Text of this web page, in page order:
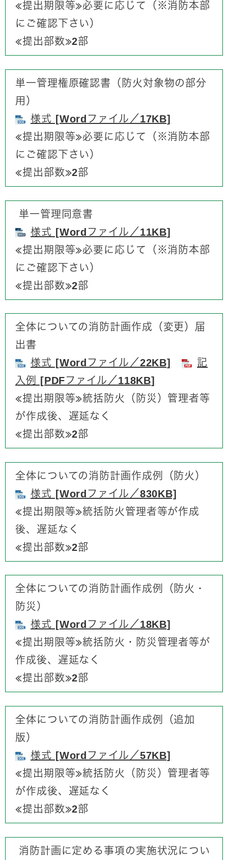
≪提出期限等≫必要に応じて（※消防本部
にご確認下さい）
≪提出部数≫2部
単一管理権原確認書（防火対象物の部分
用）
様式 [Wordファイル／17KB]
​≪提出期限等≫必要に応じて（※消防本部
にご確認下さい）
≪提出部数≫2部
単一管理同意書
様式 [Wordファイル／11KB]
​≪提出期限等≫必要に応じて（※消防本部
にご確認下さい）
≪提出部数≫2部
全体についての消防計画作成（変更）届
出書
様式 [Wordファイル／22KB]
記
入例 [PDFファイル／118KB]
​≪提出期限等≫統括防火（防災）管理者等
が作成後、遅延なく
≪提出部数≫2部
全体についての消防計画作成例（防火）
様式 [Wordファイル／830KB]
​≪提出期限等≫統括防火管理者等が作成
後、遅延なく
≪提出部数≫2部​
全体についての消防計画作成例（防火・
防災）
様式 [Wordファイル／18KB]
​≪提出期限等≫統括防火・防災管理者等が
作成後、遅延なく
≪提出部数≫2部​​
全体についての消防計画作成例（追加
版）
様式 [Wordファイル／57KB]
​​≪提出期限等≫統括防火（防災）管理者等
が作成後、遅延なく
≪提出部数≫2部​​
消防計画に定める事項の実施状況につい